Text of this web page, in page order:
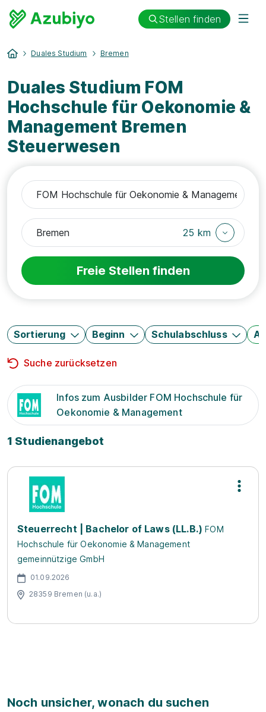
Stellen finden
Duales Studium Bremen
Duales Studium FOM
Hochschule für Oekonomie &
Management Bremen
Steuerwesen
25 km
Freie Stellen finden
Sortierung Beginn Schulabschluss
Suche zurücksetzen
Infos zum Ausbilder FOM Hochschule für
Oekonomie & Management
1 Studienangebot
Steuerrecht | Bachelor of Laws (LL.B.)FOM
Hochschule für Oekonomie & Management
gemeinnützige GmbH
01.09.2026
28359 Bremen (u.a.)
Noch unsicher, wonach du suchen